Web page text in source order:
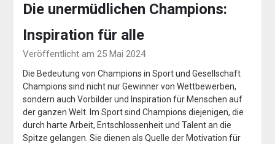
Die unermüdlichen Champions:
Inspiration für alle
Veröffentlicht am 25 Mai 2024
Die Bedeutung von Champions in Sport und Gesellschaft
Champions sind nicht nur Gewinner von Wettbewerben,
sondern auch Vorbilder und Inspiration für Menschen auf
der ganzen Welt. Im Sport sind Champions diejenigen, die
durch harte Arbeit, Entschlossenheit und Talent an die
Spitze gelangen. Sie dienen als Quelle der Motivation für